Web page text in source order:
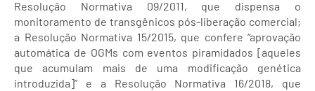
Resolução Normativa 09/2011, que dispensa o
monitoramento de transgênicos pós-liberação comercial;
a Resolução Normativa 15/2015, que confere “aprovação
automática de OGMs com eventos piramidados [aqueles
que acumulam mais de uma modificação genética
introduzida]” e a Resolução Normativa 16/2018, que